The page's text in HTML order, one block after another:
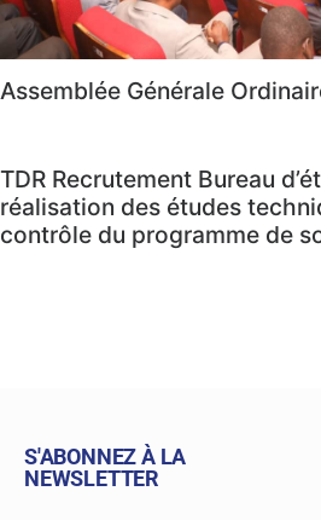
Assemblée Générale
TDR Recrutement Bureau
réalisation des études
contrôle du programme de
S'ABONNEZ À LA
NEWSLETTER